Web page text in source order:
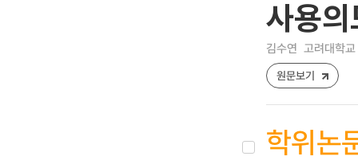
사용
김수연 고려대학
원문보기
학위논